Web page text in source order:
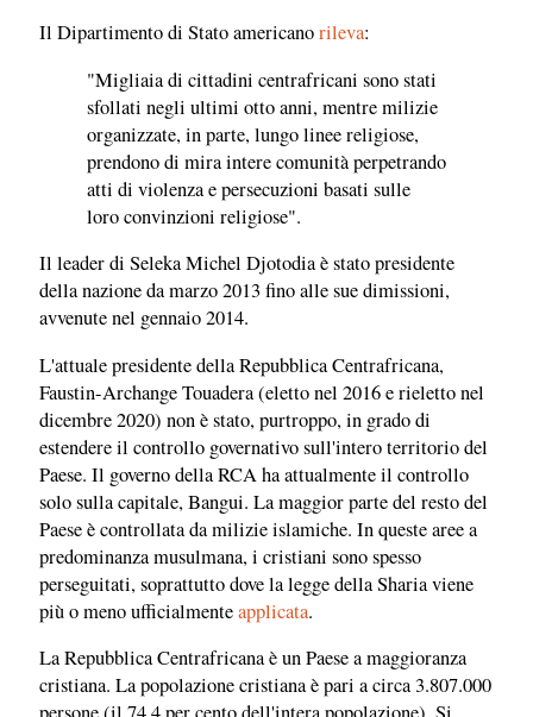
Il Dipartimento di Stato americanorileva:
"Migliaia di cittadini centrafricani sono stati
sfollati negli ultimi otto anni, mentre milizie
organizzate, in parte, lungo linee religiose,
prendono di mira intere comunità perpetrando
atti di violenza e persecuzioni basati sulle
loro convinzioni religiose".
Il leader di Seleka Michel Djotodia è stato presidente
della nazione da marzo 2013 fino alle sue dimissioni,
avvenute nel gennaio 2014.
L'attuale presidente della Repubblica Centrafricana,
Faustin-Archange Touadera (eletto nel 2016 e rieletto nel
dicembre 2020) non è stato, purtroppo, in grado di
estendere il controllo governativo sull'intero territorio del
Paese. Il governo della RCA ha attualmente il controllo
solo sulla capitale, Bangui. La maggior parte del resto del
Paese è controllata da milizie islamiche. In queste aree a
predominanza musulmana, i cristiani sono spesso
perseguitati, soprattutto dove la legge della Sharia viene
più o meno ufficialmenteapplicata.
La Repubblica Centrafricana è un Paese a maggioranza
cristiana. La popolazione cristiana è pari a circa 3.807.000